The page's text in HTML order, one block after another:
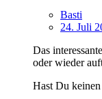
Basti
24. Juli
Das
oder wieder
Hast Du